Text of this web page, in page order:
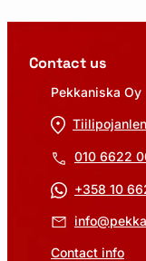
Contact us
Pekkaniska Oy
010 6622
+358 10
Contact info